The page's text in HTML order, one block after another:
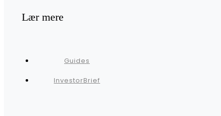
Lær mere
Guides
InvestorBrief